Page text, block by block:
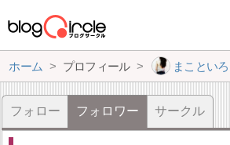
ホーム プロフィール まこといろ
フォロー フォロワー サークル